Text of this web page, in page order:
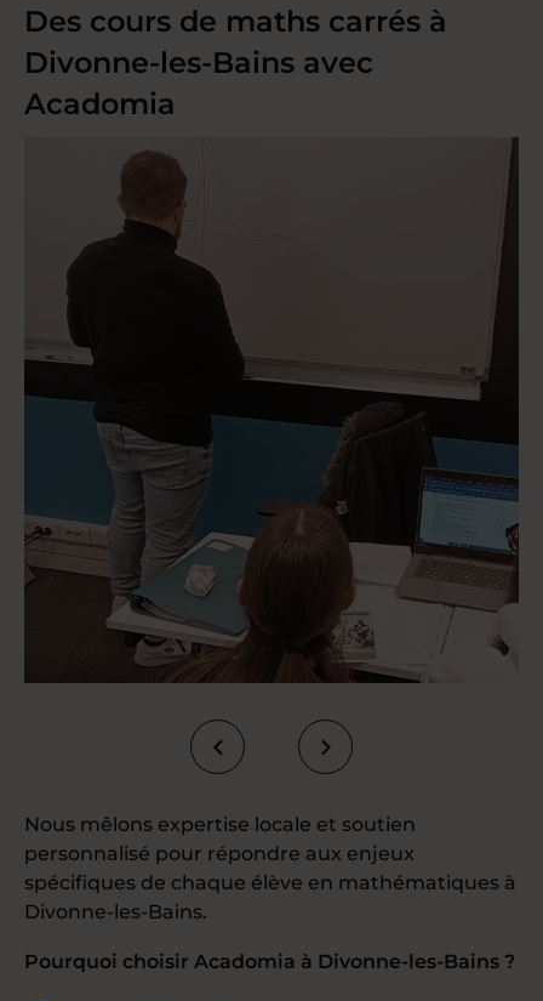
Des cours de maths carrés à
Divonne-les-Bains avec
Acadomia
Nous mêlons expertise locale et soutien
personnalisé pour répondre aux enjeux
spécifiques de chaque élève en mathématiques à
Divonne-les-Bains.
Pourquoi choisir Acadomia à Divonne-les-Bains ?